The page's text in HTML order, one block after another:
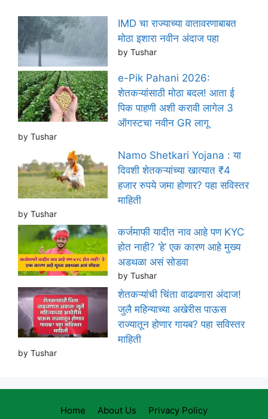
IMD चा राज्याच्या वातावरणाबाबत
मोठा इशारा नवीन अंदाज पहा
by Tushar
e-Pik Pahani 2026:
शेतकऱ्यांसाठी मोठा बदल! आता ई
पिक पाहणी अशी करावी लागेल 3
ऑगस्टचा नवीन GR लागू
by Tushar
Namo Shetkari Yojana : या
दिवशी शेतकऱ्यांच्या खात्यात ₹4
हजार रुपये जमा होणार? पहा सविस्तर
माहिती
by Tushar
कर्जमाफी यादीत नाव आहे पण KYC
होत नाही? ‘हे’ एक कारण आहे मुख्य
अडथळा असं सोडवा
by Tushar
शेतकऱ्यांची चिंता वाढवणारा अंदाज!
जुलै महिन्याच्या अखेरीस पाऊस
राज्यातून होणार गायब? पहा सविस्तर
माहिती
by Tushar
Home About Us Privacy Policy